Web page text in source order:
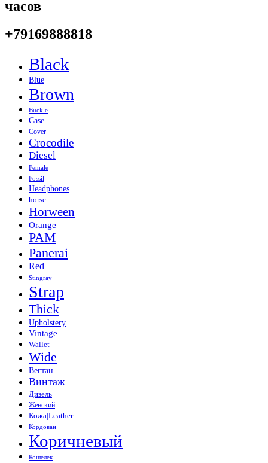
часов
+79169888818
Black
Blue
Brown
Buckle
Case
Cover
Crocodile
Diesel
Female
Fossil
Headphones
horse
Horween
Orange
PAM
Panerai
Red
Stingray
Strap
Thick
Upholstery
Vintage
Wallet
Wide
Вегтан
Винтаж
Дизель
Женский
Кожа|Leather
Кордован
Коричневый
Кошелек